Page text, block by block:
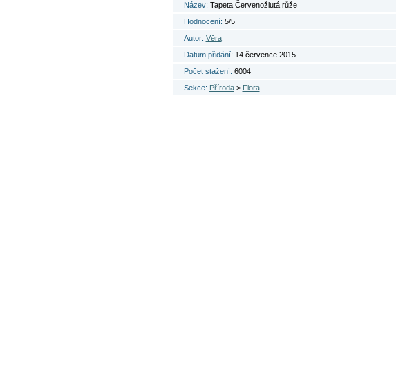
Název: Tapeta Červenožlutá růže
Hodnocení: 5/5
Autor: Věra
Datum přidání: 14.července 2015
Počet stažení: 6004
Sekce: Příroda> Flora